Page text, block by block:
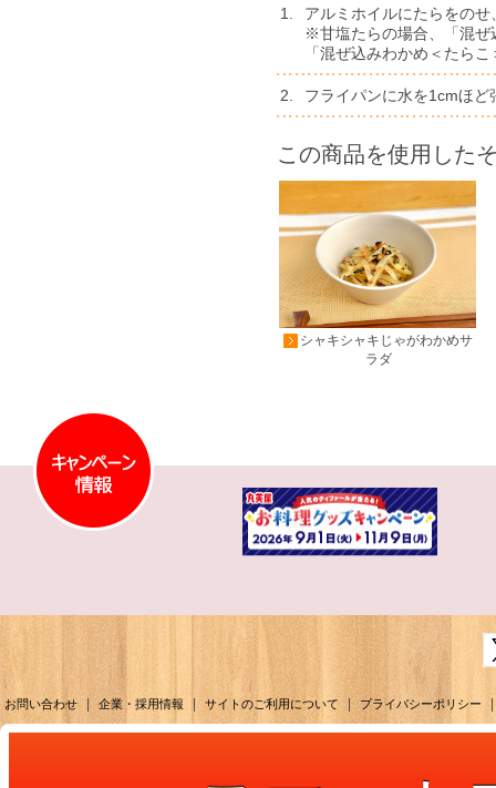
1.
アルミホイルにたらをの
※甘塩たらの場合、「混ぜ
「混ぜ込みわかめ＜たら
2. フライパンに水を1cmほ
この商品を使用した
シャキシャキじゃがわかめサ
ラダ
お問い合わせ | 企業・採用情報 | サイトのご利用について | プライバシーポリシー |